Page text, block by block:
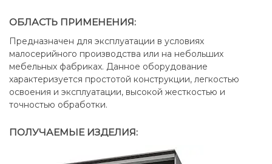
ОБЛАСТЬ ПРИМЕНЕНИЯ:
Предназначен для эксплуатации в условиях
малосерийного производства или на небольших
мебельных фабриках. Данное оборудование
характеризуется простотой конструкции, легкостью
освоения и эксплуатации, высокой жесткостью и
точностью обработки.
ПОЛУЧАЕМЫЕ ИЗДЕЛИЯ: